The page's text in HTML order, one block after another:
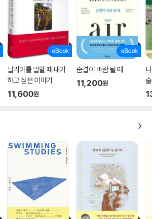
달리기를 말할 때 내가
하고 싶은 이야기
11,600원
숨결이 바람 될 때
11,200원